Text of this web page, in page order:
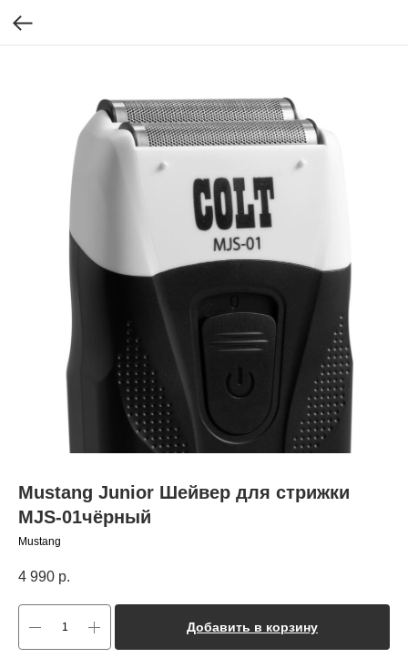
Mustang Junior Шейвер для стрижки
MJS-01чёрный
Mustang
4 990 р.
Добавить в корзину